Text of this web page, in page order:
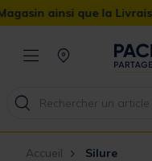
Domicile offerte
Accueil Silure